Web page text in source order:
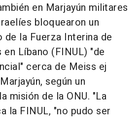
en Marjayún militares
bloquearon un
la Fuerza Interina de
en Líbano (FINUL) "de
cerca de Meiss ej
según un
misión de la ONU. "La
la FINUL, "no pudo ser